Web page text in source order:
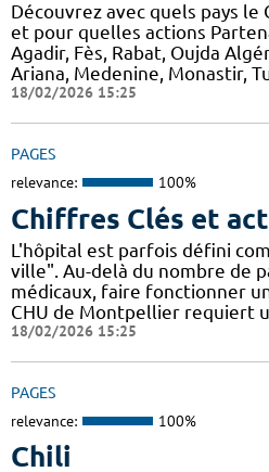
Découvrez avec quels pays le
et pour quelles actions
Agadir, Fès, Rabat, Oujda
Ariana, Medenine, Monastir,
18/02/2026 15:25
PAGES
relevance: 100%
Chiffres Clés et
L'hôpital est parfois défini
ville". Au-delà du nombre de
médicaux, faire fonctionner
CHU de Montpellier requiert
18/02/2026 15:25
PAGES
relevance: 100%
Chili